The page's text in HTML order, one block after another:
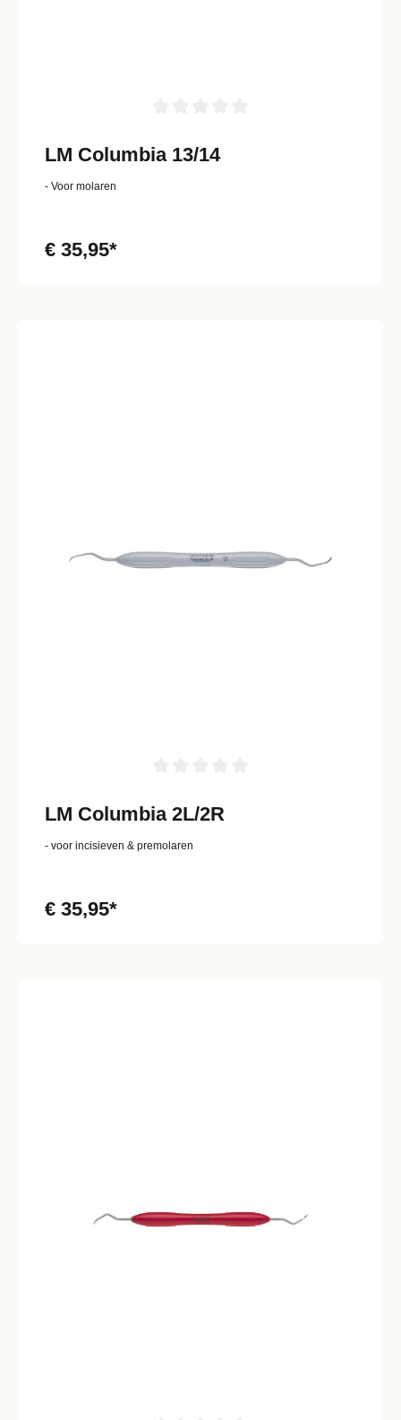
LM Columbia 13/14
- Voor molaren
€ 35,95*
LM Columbia 2L/2R
- voor incisieven & premolaren
€ 35,95*